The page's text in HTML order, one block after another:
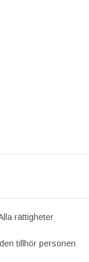
rättigheter
tillhör personen